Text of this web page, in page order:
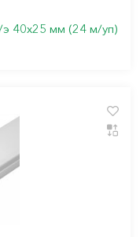
э 40х25 мм (24 м/уп)